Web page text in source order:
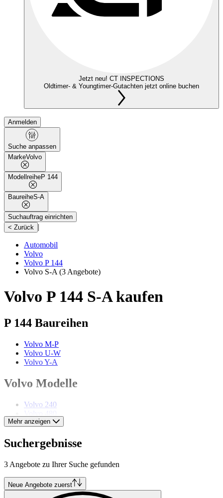
Jetzt neu! CT INSPECTIONS
Oldtimer- & Youngtimer-Gutachten jetzt online buchen
Anmelden
Suche anpassen
MarkeVolvo
ModellreiheP 144
BaureiheS-A
Suchauftrag einrichten
< Zurück |
Automobil
Volvo
Volvo P 144
Volvo S-A (3 Angebote)
Volvo P 144 S-A kaufen
P 144 Baureihen
Volvo M-P
Volvo U-W
Volvo Y-A
Volvo Modelle
Volvo 240
Volvo 66
Volvo Amazon
Volvo P 121
Volvo P 1800
Volvo P 210
Volvo PV 444
Volvo PV 544
Mehr anzeigen
Suchergebnisse
3 Angebote zu Ihrer Suche gefunden
Neue Angebote zuerst